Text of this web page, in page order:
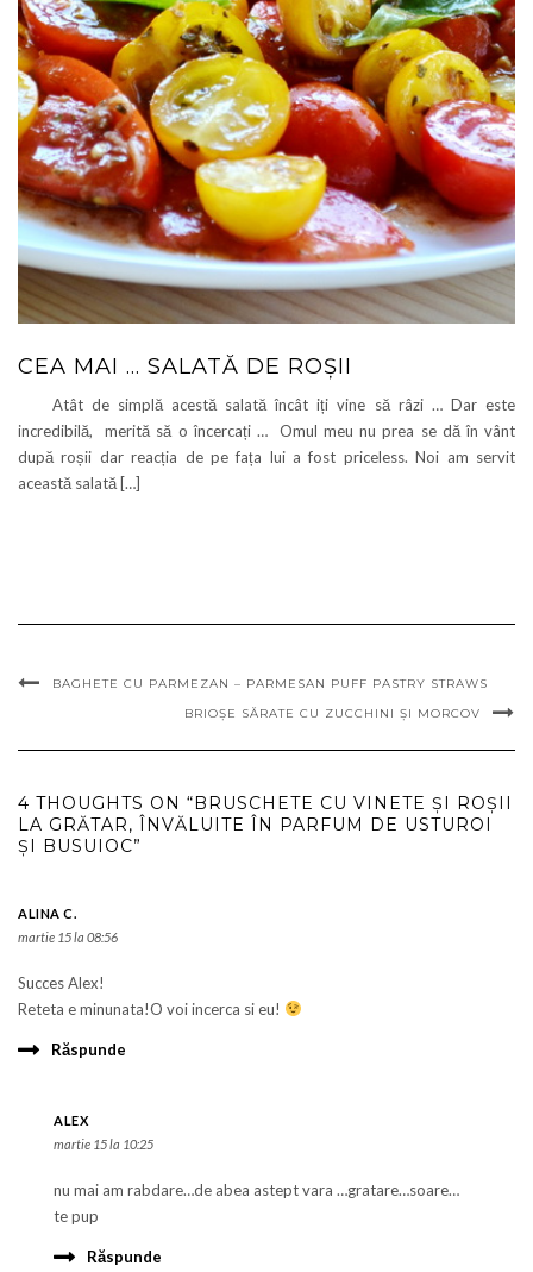
CEA MAI … SALATĂ DE ROȘII
Atât de simplă acestă salată încât iți vine să râzi … Dar este
incredibilă, merită să o încercați … Omul meu nu prea se dă în vânt
după roșii dar reacția de pe fața lui a fost priceless. Noi am servit
această salată […]
BAGHETE CU PARMEZAN – PARMESAN PUFF PASTRY STRAWS
BRIOŞE SĂRATE CU ZUCCHINI ŞI MORCOV
4 THOUGHTS ON “BRUSCHETE CU VINETE ŞI ROŞII
LA GRĂTAR, ÎNVĂLUITE ÎN PARFUM DE USTUROI
ŞI BUSUIOC”
ALINA C.
martie 15 la 08:56
Succes Alex!
Reteta e minunata!O voi incerca si eu!
Răspunde
ALEX
martie 15 la 10:25
nu mai am rabdare…de abea astept vara …gratare…soare…
te pup
Răspunde